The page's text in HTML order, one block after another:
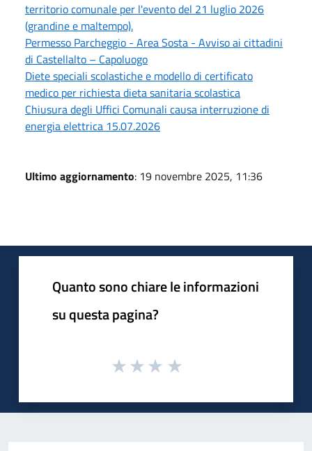
territorio comunale per l'evento del 21 luglio 2026
(grandine e maltempo).
Permesso Parcheggio - Area Sosta - Avviso ai cittadini
di Castellalto – Capoluogo
Diete speciali scolastiche e modello di certificato
medico per richiesta dieta sanitaria scolastica
Chiusura degli Uffici Comunali causa interruzione di
energia elettrica 15.07.2026
Ultimo aggiornamento: 19 novembre 2025, 11:36
Quanto sono chiare le informazioni
su questa pagina?